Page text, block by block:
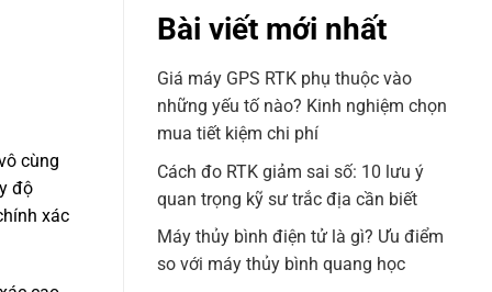
cùng
độ
xác
Bài viết mới nhất
Giá máy GPS RTK phụ thuộc vào
những yếu tố nào? Kinh nghiệm chọn
mua tiết kiệm chi phí
Cách đo RTK giảm sai số: 10 lưu ý
quan trọng kỹ sư trắc địa cần biết
Máy thủy bình điện tử là gì? Ưu điểm
so với máy thủy bình quang học